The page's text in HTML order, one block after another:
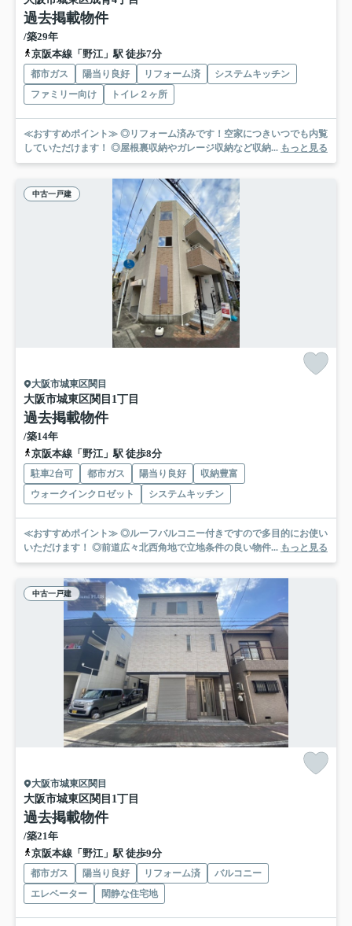
過去掲載物件
/築29年
京阪本線「野江」駅 徒歩7分
都市ガス 陽当り良好 リフォーム済
システムキッチン
ファミリー向け
トイレ２ヶ所
≪おすすめポイント≫ ◎リフォーム済みです！空家につきいつでも内覧
していただけます！ ◎屋根裏収納やガレージ収納など収納... もっと見る
中古一戸建
大阪市城東区関目
大阪市城東区関目1丁目
過去掲載物件
/築14年
京阪本線「野江」駅 徒歩8分
駐車2台可 都市ガス 陽当り良好
収納豊富
ウォークインクロゼット
システムキッチン
≪おすすめポイント≫ ◎ルーフバルコニー付きですので多目的にお使い
いただけます！ ◎前道広々北西角地で立地条件の良い物件... もっと見る
中古一戸建
大阪市城東区関目
大阪市城東区関目1丁目
過去掲載物件
/築21年
京阪本線「野江」駅 徒歩9分
都市ガス 陽当り良好 リフォーム済
バルコニー
エレベーター
閑静な住宅地